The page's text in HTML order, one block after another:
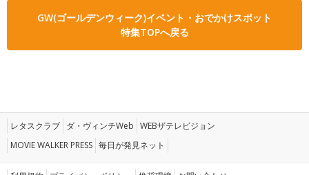
GW(ゴールデンウィーク)イベント・おでかけスポット
特集TOPへ戻る
レタスクラブ ダ・ヴィンチWeb WEBザテレビジョン
MOVIE WALKER PRESS 毎日が発見ネット